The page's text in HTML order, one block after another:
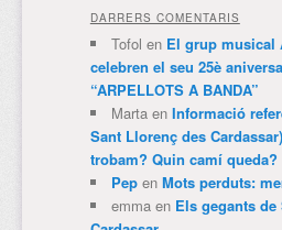
DARRERS COMENTARIS
Tofol en El grup musical
celebren el seu 25è
“ARPELLOTS A BANDA”
Martaen Informació
Sant Llorenç des
trobam? Quin camí queda?
Pepen Mots perduts:
emmaen Els gegants